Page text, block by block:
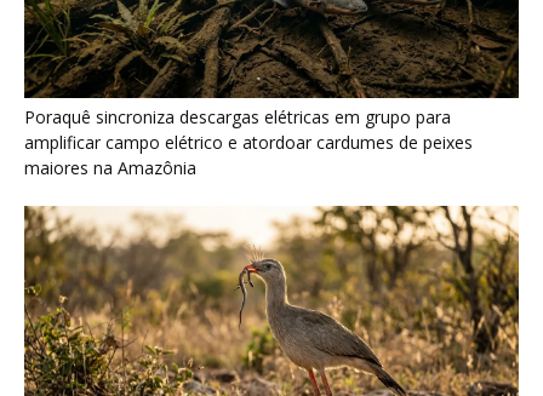
Seriema combina corridas em alta velocidade e arremessos
contra rochas para imobilizar serpentes peçonhentas no
cerrado